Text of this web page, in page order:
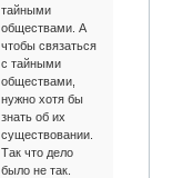
тайными
обществами. А
чтобы связаться
с тайными
обществами,
нужно хотя бы
знать об их
существовании.
Так что дело
было не так.